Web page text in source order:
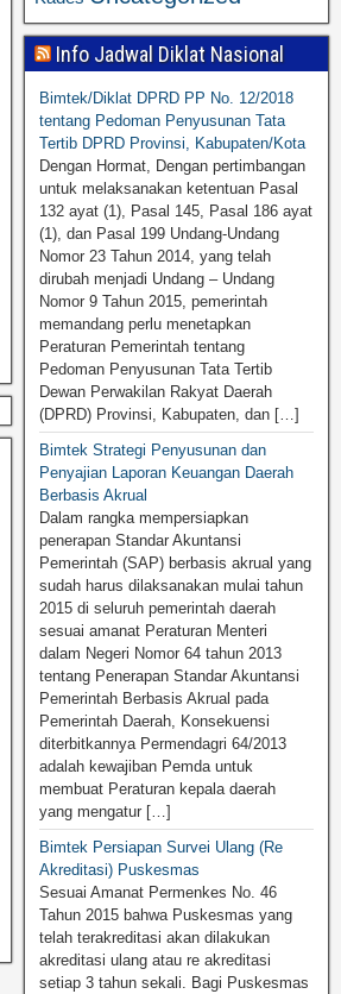
Info Jadwal Diklat Nasional
Bimtek/Diklat DPRD PP No. 12/2018
tentang Pedoman Penyusunan Tata
Tertib DPRD Provinsi, Kabupaten/Kota
Dengan Hormat, Dengan pertimbangan
untuk melaksanakan ketentuan Pasal
132 ayat (1), Pasal 145, Pasal 186 ayat
(1), dan Pasal 199 Undang-Undang
Nomor 23 Tahun 2014, yang telah
dirubah menjadi Undang – Undang
Nomor 9 Tahun 2015, pemerintah
memandang perlu menetapkan
Peraturan Pemerintah tentang
Pedoman Penyusunan Tata Tertib
Dewan Perwakilan Rakyat Daerah
(DPRD) Provinsi, Kabupaten, dan […]
Bimtek Strategi Penyusunan dan
Penyajian Laporan Keuangan Daerah
Berbasis Akrual
Dalam rangka mempersiapkan
penerapan Standar Akuntansi
Pemerintah (SAP) berbasis akrual yang
sudah harus dilaksanakan mulai tahun
2015 di seluruh pemerintah daerah
sesuai amanat Peraturan Menteri
dalam Negeri Nomor 64 tahun 2013
tentang Penerapan Standar Akuntansi
Pemerintah Berbasis Akrual pada
Pemerintah Daerah, Konsekuensi
diterbitkannya Permendagri 64/2013
adalah kewajiban Pemda untuk
membuat Peraturan kepala daerah
yang mengatur […]
Bimtek Persiapan Survei Ulang (Re
Akreditasi) Puskesmas
Sesuai Amanat Permenkes No. 46
Tahun 2015 bahwa Puskesmas yang
telah terakreditasi akan dilakukan
akreditasi ulang atau re akreditasi
setiap 3 tahun sekali. Bagi Puskesmas